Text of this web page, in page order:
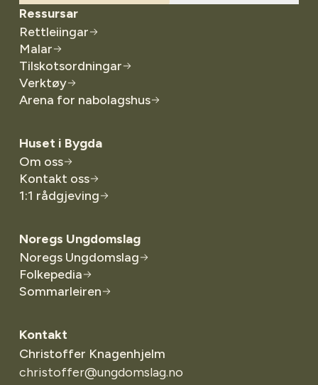
Ressursar
Rettleiingar
Malar
Tilskotsordningar
Verktøy
Arena for nabolagshus
Huset i Bygda
Om oss
Kontakt oss
1:1 rådgjeving
Noregs Ungdomslag
Noregs Ungdomslag
Folkepedia
Sommarleiren
Kontakt
Christoffer Knagenhjelm
christoffer@ungdomslag.no